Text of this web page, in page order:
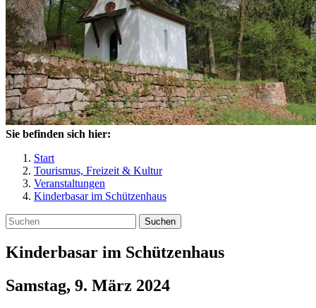
Sie befinden sich hier:
Start
Tourismus, Freizeit & Kultur
Veranstaltungen
Kinderbasar im Schützenhaus
Suchen
Kinderbasar im Schützenhaus
Samstag, 9. März 2024